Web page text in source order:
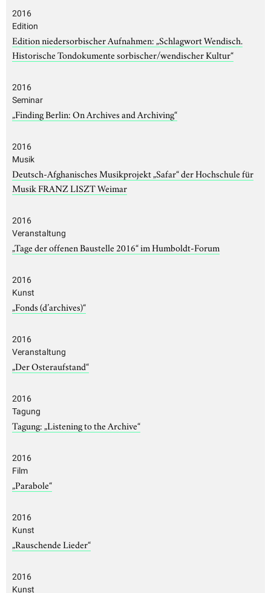
2016
Edition
Edition niedersorbischer Aufnahmen: „Schlagwort Wendisch.
Historische Tondokumente sorbischer/wendischer Kultur“
2016
Seminar
„Finding Berlin: On Archives and Archiving“
2016
Musik
Deutsch-Afghanisches Musikprojekt „Safar“ der Hochschule für
Musik FRANZ LISZT Weimar
2016
Veranstaltung
„Tage der offenen Baustelle 2016“ im Humboldt-Forum
2016
Kunst
„Fonds (d’archives)“
2016
Veranstaltung
„Der Osteraufstand“
2016
Tagung
Tagung: „Listening to the Archive“
2016
Film
„Parabole“
2016
Kunst
„Rauschende Lieder“
2016
Kunst